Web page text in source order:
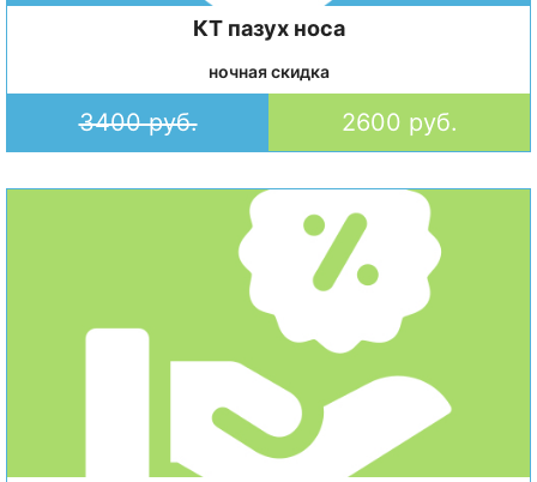
КТ пазух носа
ночная скидка
3400 руб. 2600 руб.